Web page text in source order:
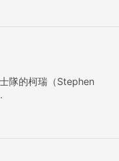
隊的柯瑞（Stephen